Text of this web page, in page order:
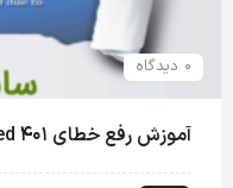
۰ دیدگاه
آموزش رفع خطای ۴۰۱ unauthorized